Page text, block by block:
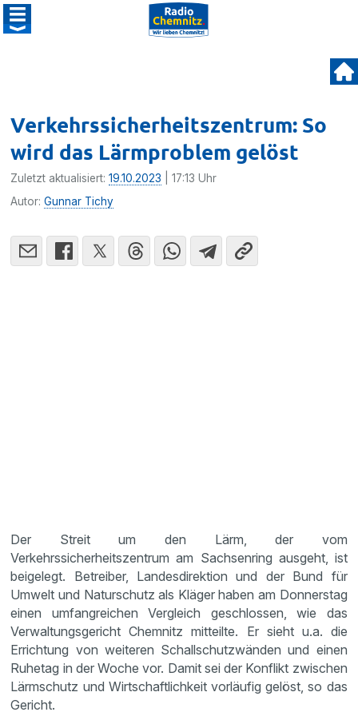
Verkehrssicherheitszentrum: So
wird das Lärmproblem gelöst
Zuletzt aktualisiert:19.10.2023 | 17:13 Uhr
Autor:Gunnar Tichy
Der Streit um den Lärm, der vom
Verkehrssicherheitszentrum am Sachsenring ausgeht, ist
beigelegt. Betreiber, Landesdirektion und der Bund für
Umwelt und Naturschutz als Kläger haben am Donnerstag
einen umfangreichen Vergleich geschlossen, wie das
Verwaltungsgericht Chemnitz mitteilte. Er sieht u.a. die
Errichtung von weiteren Schallschutzwänden und einen
Ruhetag in der Woche vor. Damit sei der Konflikt zwischen
Lärmschutz und Wirtschaftlichkeit vorläufig gelöst, so das
Gericht.